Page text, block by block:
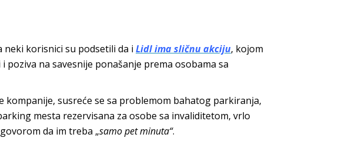
neki korisnici su podsetili da i Lidl ima sličnu akciju, kojom
na savesnije ponašanje prema osobama sa
kompanije, susreće se sa problemom bahatog parkiranja,
mesta rezervisana za osobe sa invaliditetom, vrlo
da im treba „samo pet minuta“.